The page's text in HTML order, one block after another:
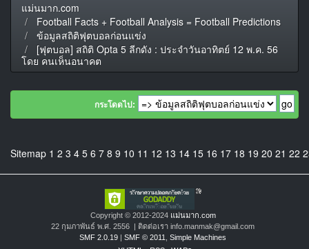
แม่นมาก.com
Football Facts + Football Analysis = Football Predictions
ข้อมูลสถิติฟุตบอลก่อนแข่ง
[ฟุตบอล] สถิติ Opta 5 ลีกดัง : ประจำวันอาทิตย์ 12 พ.ค. 56
โดย คนเห็นอนาคต
กระโดดไป:
Sitemap 1 2 3 4 5 6 7 8 9 10 11 12 13 14 15 16 17 18 19 20 21 22
Copyright © 2012-2024 แม่นมาก.com
22 กุมภาพันธ์ พ.ศ. 2556 | ติดต่อเรา info.manmak@gmail.com
SMF 2.0.19 | SMF © 2011 Simple Machines